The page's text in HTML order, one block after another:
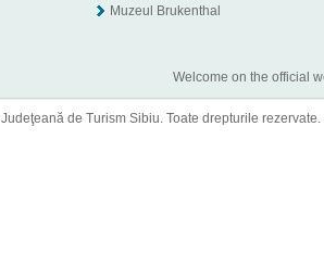
Muzeul Brukenthal
Welcome on the official
de Turism Sibiu. Toate drepturile rezervate.